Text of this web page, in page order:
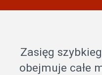
Zasięg
obejmuje całe